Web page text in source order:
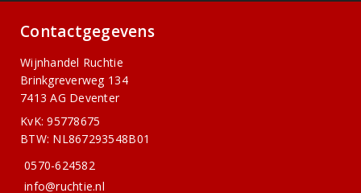
Contactgegevens
Wijnhandel Ruchtie
Brinkgreverweg 134
7413 AG Deventer
KvK: 95778675
BTW: NL867293548B01
0570-624582
info@ruchtie.nl